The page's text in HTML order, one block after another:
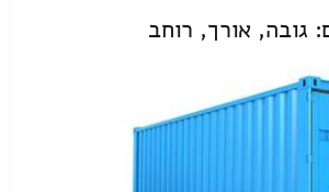
גובה, אורך, רוחב